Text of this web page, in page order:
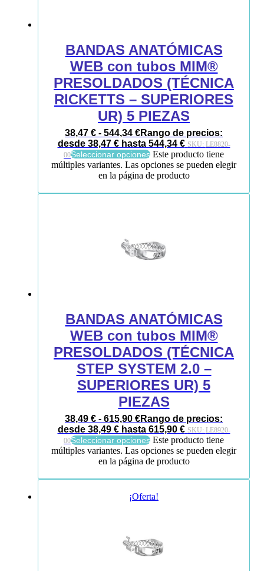
BANDAS ANATÓMICAS
WEB con tubos MIM®
PRESOLDADOS (TÉCNICA
RICKETTS – SUPERIORES
UR) 5 PIEZAS
38,47 € - 544,34 €Rango de precios:
desde 38,47 € hasta 544,34 € SKU: LE8820-
00Seleccionar opciones Este producto tiene
múltiples variantes. Las opciones se pueden elegir
en la página de producto
BANDAS ANATÓMICAS
WEB con tubos MIM®
PRESOLDADOS (TÉCNICA
STEP SYSTEM 2.0 –
SUPERIORES UR) 5
PIEZAS
38,49 € - 615,90 €Rango de precios:
desde 38,49 € hasta 615,90 € SKU: LE8920-
00Seleccionar opciones Este producto tiene
múltiples variantes. Las opciones se pueden elegir
en la página de producto
¡Oferta!